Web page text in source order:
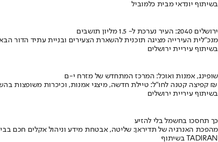
בשיתוף יונדאי מבית כלמוביל
ירושלים 2040: העיר נערכת ל- 1.5 מליון תושבים
מנכ"לית העירייה מציגה תוכנית להשארת הצעירים ובניית עתיד הדור
בשיתוף עיריית ירושלים
שופינג, אמנות ואוכל: המרכז המתחדש של מזרח י-ם
קפיצה קטנה לחו"ל: טיילת חדשה, מיצגי אמנות, וכיכרות משופצות בהשקעה של 100 מיליון ₪
בשיתוף עיריית ירושלים
כך תחסכו בחשמל בלי להזיע
מהפכת האנרגיה של תדיראן: שליטה, אבטחת מידע וניהול אקלים חכם
בשיתוף TADIRAN